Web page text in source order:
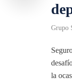
Grupo
la